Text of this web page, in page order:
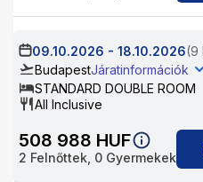
09.10.2026 - 18.10.2026(9
BudapestJáratinformációk
STANDARD DOUBLE ROOM
All Inclusive
508 988 HUF
2 Felnőttek, 0 Gyermekek